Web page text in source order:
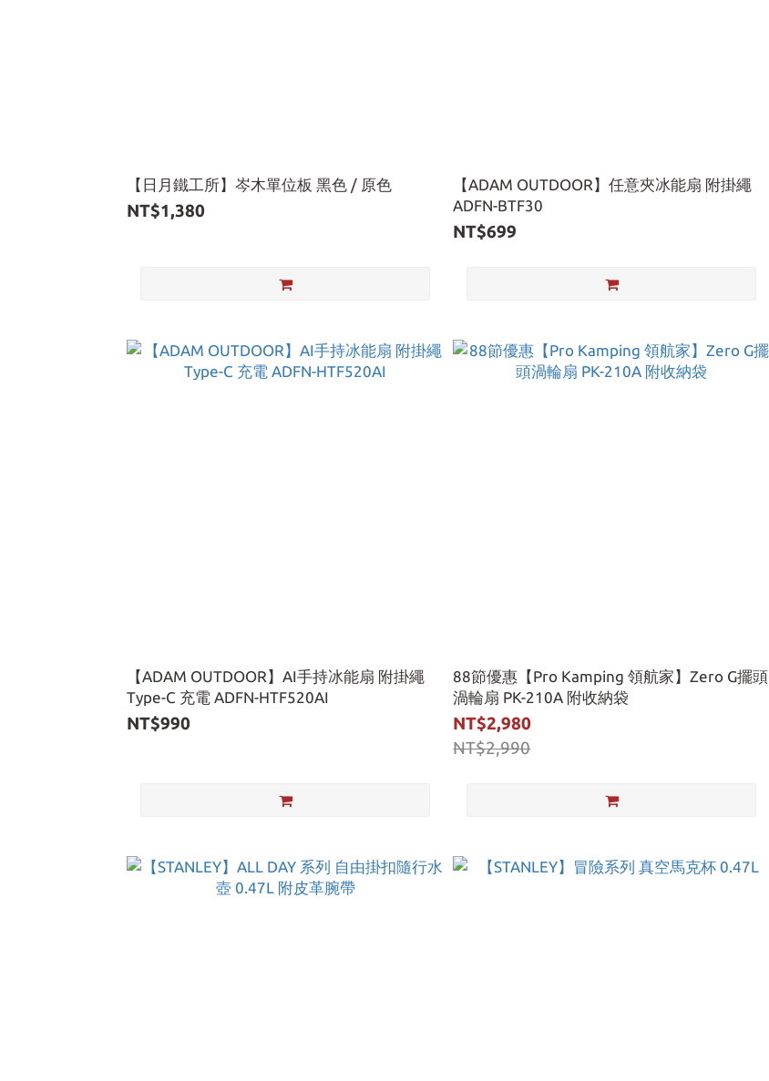
【日月鐵工所】岑木單位板 黑色 / 原色
NT$1,380
【ADAM OUTDOOR】任意夾冰能扇 附掛繩
ADFN-BTF30
NT$699
【ADAM OUTDOOR】AI手持冰能扇 附掛繩
Type-C 充電 ADFN-HTF520AI
NT$990
88節優惠【Pro Kamping 領航家】Zero G擺頭
渦輪扇 PK-210A 附收納袋
NT$2,980
NT$2,990